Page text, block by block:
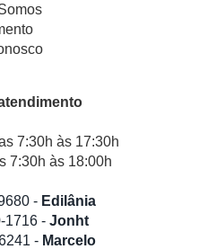
7:30h às 17:30h
7:30h às 18:00h
- Edilânia
1716 - Jonht
- Marcelo